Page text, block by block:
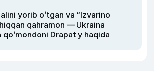
yorib oʻtgan va “Izvarino
qahramon — Ukraina
qoʻmondoni Drapatiy haqida